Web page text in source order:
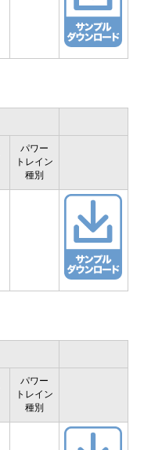
パワー
トレイン
種別
パワー
トレイン
種別